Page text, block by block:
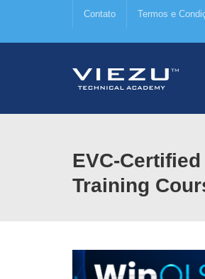
Contato Termos e
EVC-
Training